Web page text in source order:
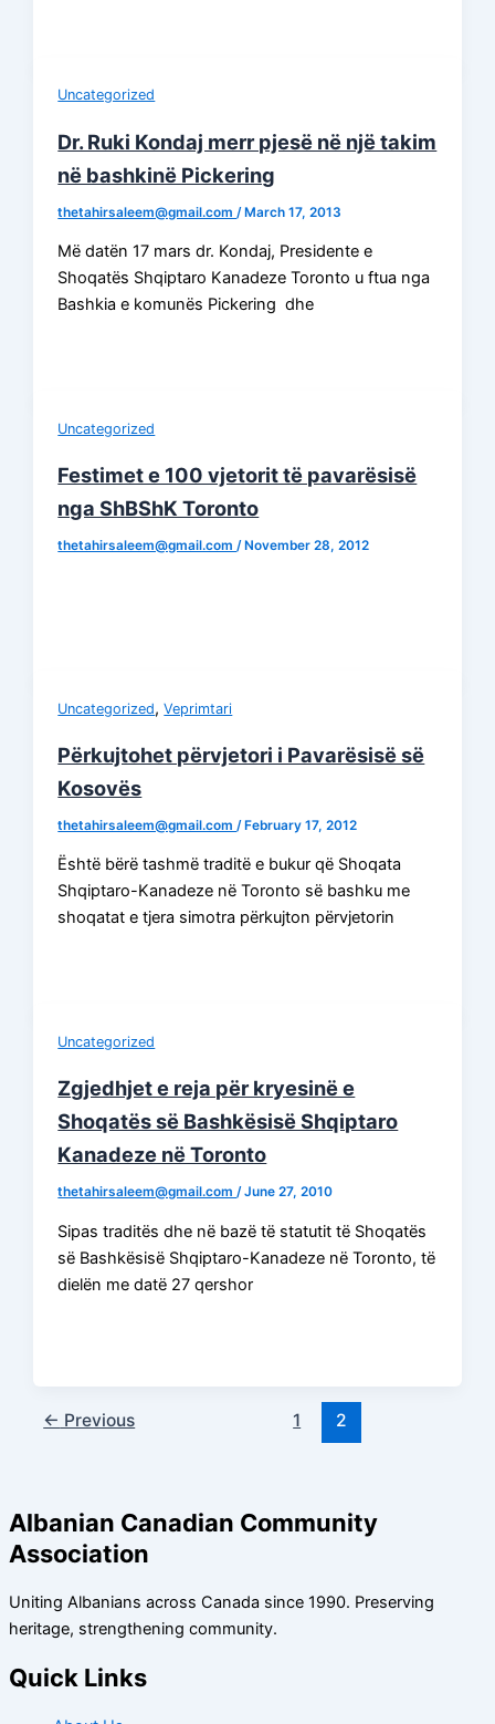
Uncategorized
Dr. Ruki Kondaj merr pjesë në një takim
në bashkinë Pickering
thetahirsaleem@gmail.com /March 17, 2013
Më datën 17 mars dr. Kondaj, Presidente e
Shoqatës Shqiptaro Kanadeze Toronto u ftua nga
Bashkia e komunës Pickering dhe
Uncategorized
Festimet e 100 vjetorit të pavarësisë
nga ShBShK Toronto
thetahirsaleem@gmail.com /November 28, 2012
Uncategorized,Veprimtari
Përkujtohet përvjetori i Pavarësisë së
Kosovës
thetahirsaleem@gmail.com /February 17, 2012
Është bërë tashmë traditë e bukur që Shoqata
Shqiptaro-Kanadeze në Toronto së bashku me
shoqatat e tjera simotra përkujton përvjetorin
Uncategorized
Zgjedhjet e reja për kryesinë e
Shoqatës së Bashkësisë Shqiptaro
Kanadeze në Toronto
thetahirsaleem@gmail.com/June 27, 2010
Sipas traditës dhe në bazë të statutit të Shoqatës
së Bashkësisë Shqiptaro-Kanadeze në Toronto, të
dielën me datë 27 qershor
← Previous 1 2
Albanian Canadian Community
Association
Uniting Albanians across Canada since 1990. Preserving
heritage, strengthening community.
Quick Links